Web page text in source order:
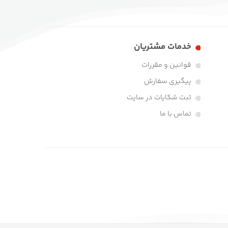
خدمات مشتریان
قوانین و مقررات
پیگیری سفارش
ثبت شکایات در سایت
تماس با ما